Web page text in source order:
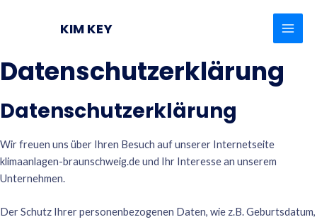
KIM KEY
Datenschutzerklärung
Datenschutzerklärung
Wir freuen uns über Ihren Besuch auf unserer Internetseite
klimaanlagen-braunschweig.deund Ihr Interesse an unserem
Unternehmen.
Der Schutz Ihrer personenbezogenen Daten, wie z.B. Geburtsdatum,